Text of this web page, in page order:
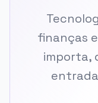
finanças
importa,